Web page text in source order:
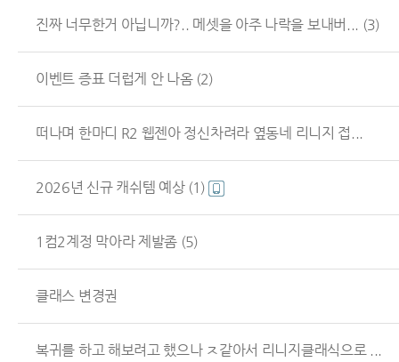
진짜 너무한거 아닙니까?.. 메셋을 아주 나락을 보내버... (3)
이벤트 증표 더럽게 안 나옴 (2)
떠나며 한마디 R2 웹젠아 정신차려라 옆동네 리니지 접...
2026년 신규 캐쉬템 예상 (1)
1컴2계정 막아라 제발좀 (5)
클래스 변경권
복귀를 하고 해보려고 했으나 ㅈ같아서 리니지클래식으로 ...